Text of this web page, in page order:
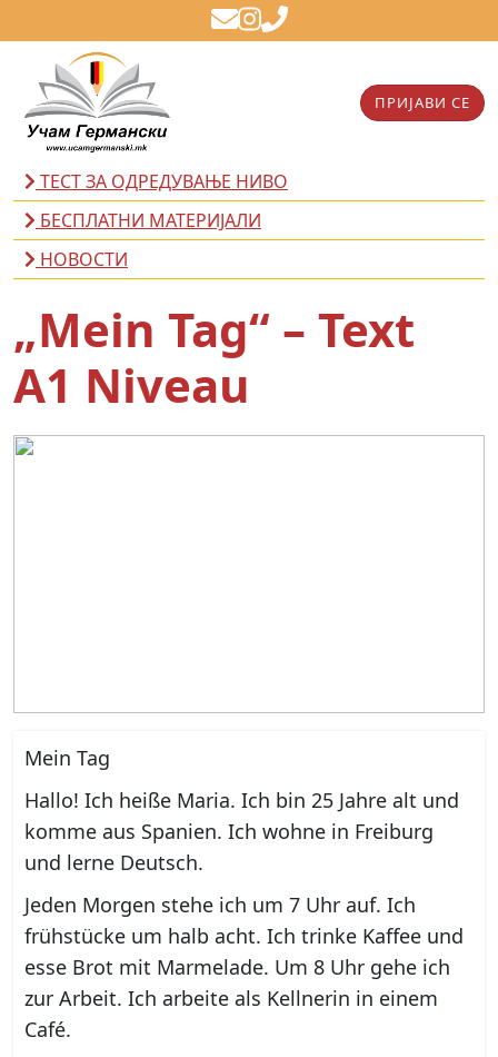
ПРИЈАВИ СЕ
ТЕСТ ЗА ОДРЕДУВАЊЕ НИВО
БЕСПЛАТНИ МАТЕРИЈАЛИ
НОВОСТИ
„Mein Tag“ – Text
A1 Niveau
Mein Tag
Hallo! Ich heiße Maria. Ich bin 25 Jahre alt und
komme aus Spanien. Ich wohne in Freiburg
und lerne Deutsch.
Jeden Morgen stehe ich um 7 Uhr auf. Ich
frühstücke um halb acht. Ich trinke Kaffee und
esse Brot mit Marmelade. Um 8 Uhr gehe ich
zur Arbeit. Ich arbeite als Kellnerin in einem
Café.